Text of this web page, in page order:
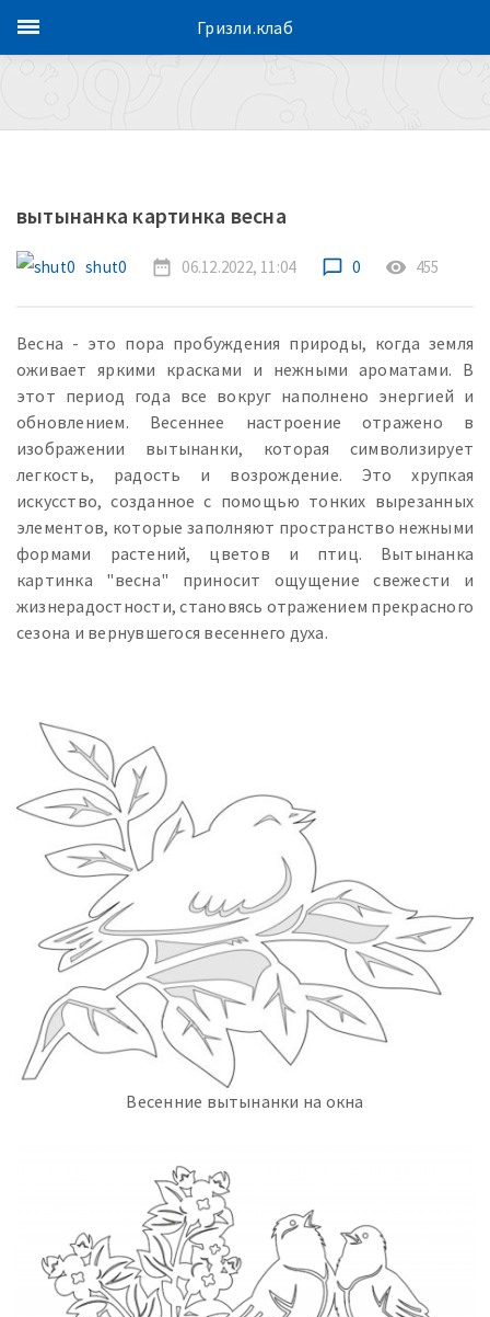
вытынанка картинка весна
shut0 date_range 06.12.2022, 11:04 chat_bubble_outline 0 remove_red_eye 455
Весна - это пора пробуждения природы, когда земля
оживает яркими красками и нежными ароматами. В
этот период года все вокруг наполнено энергией и
обновлением. Весеннее настроение отражено в
изображении вытынанки, которая символизирует
легкость, радость и возрождение. Это хрупкая
искусство, созданное с помощью тонких вырезанных
элементов, которые заполняют пространство нежными
формами растений, цветов и птиц. Вытынанка
картинка "весна" приносит ощущение свежести и
жизнерадостности, становясь отражением прекрасного
сезона и вернувшегося весеннего духа.
Весенние вытынанки на окна
Гризли.клаб